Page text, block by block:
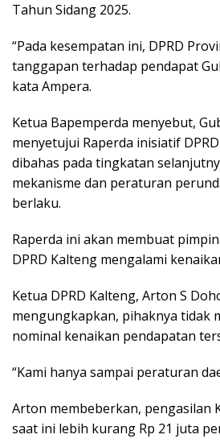
Tahun Sidang 2025.
“Pada kesempatan ini, DPRD
tanggapan terhadap pendapat
kata Ampera.
Ketua Bapemperda menyebut,
menyetujui Raperda inisiatif
dibahas pada tingkatan
mekanisme dan peraturan
berlaku.
Raperda ini akan membuat
DPRD Kalteng mengalami
Ketua DPRD Kalteng, Arton S
mengungkapkan, pihaknya tidak
nominal kenaikan pendapatan
“Kami hanya sampai peraturan
Arton membeberkan, pengasilan
saat ini lebih kurang Rp 21 juta